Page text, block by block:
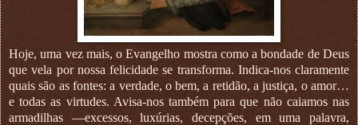
Hoje, uma vez mais, o Evangelho mostra como a bondade de Deus
que vela por nossa felicidade se transforma. Indica-nos claramente
quais são as fontes: a verdade, o bem, a retidão, a justiça, o amor…
e todas as virtudes. Avisa-nos também para que não caiamos nas
armadilhas —excessos, luxúrias, decepções, em uma palavra,